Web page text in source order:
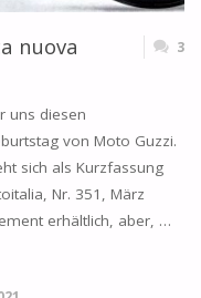
nuova
3
uns diesen
von Moto Guzzi.
sich als Kurzfassung
Nr. 351, März
erhältlich, aber, …